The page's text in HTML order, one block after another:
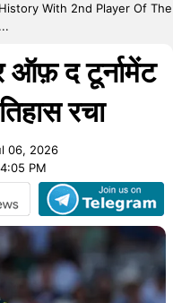
With 2nd Player Of The
ऑफ़ द टूर्नामेंट
रचा
06, 2026
PM